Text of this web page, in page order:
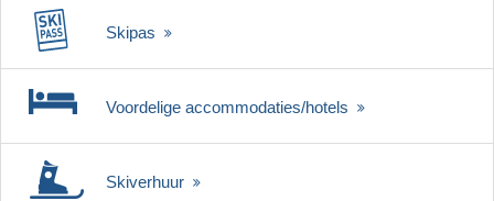
Skipas
Voordelige accommodaties/hotels
Skiverhuur